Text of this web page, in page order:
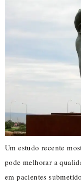
Um estudo recente
pode melhorar a
em pacientes